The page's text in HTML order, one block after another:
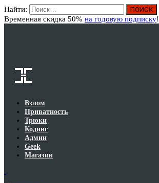
Найти:
Временная скидка 50% на годовую подписку!
Взлом
Приватность
Трюки
Кодинг
Админ
Geek
Магазин